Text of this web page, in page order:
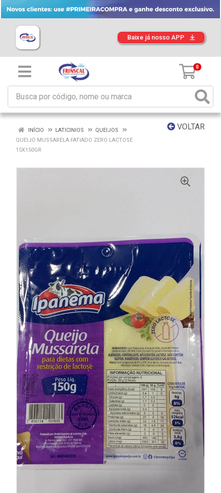
Baixe já nosso APP
0
VOLTAR
INÍCIO LATICINIOS
QUEIJOS
QUEIJO MUSSARELA FATIADO ZERO LACTOSE
15X150GR